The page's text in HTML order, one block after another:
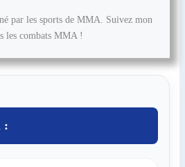
par les sports de MMA. Suivez mon
les combats MMA !
: